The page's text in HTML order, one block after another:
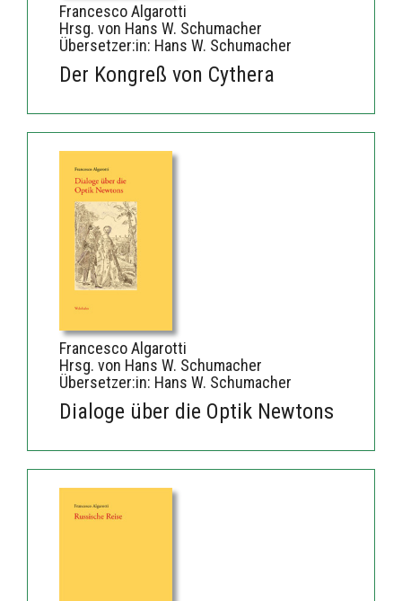
Francesco Algarotti
Hrsg. von Hans W. Schumacher
Übersetzer:in: Hans W. Schumacher
Der Kongreß von Cythera
Francesco Algarotti
Hrsg. von Hans W. Schumacher
Übersetzer:in: Hans W. Schumacher
Dialoge über die Optik Newtons